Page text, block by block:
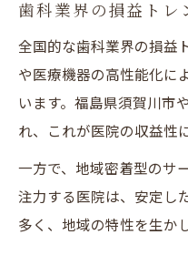
歯科業界の損益トレ
全国的な歯科業界の損益
や医療機器の高性能化に
います。福島県須賀川市
れ、これが医院の収益性
一方で、地域密着型のサ
注力する医院は、安定し
多く、地域の特性を生か